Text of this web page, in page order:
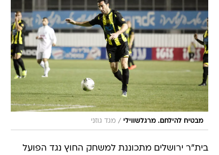
מבטיח להילחם. מרגלשווילי / מגד גוזני
בית"ר ירושלים מתכוננת למשחק החוץ נגד הפועל